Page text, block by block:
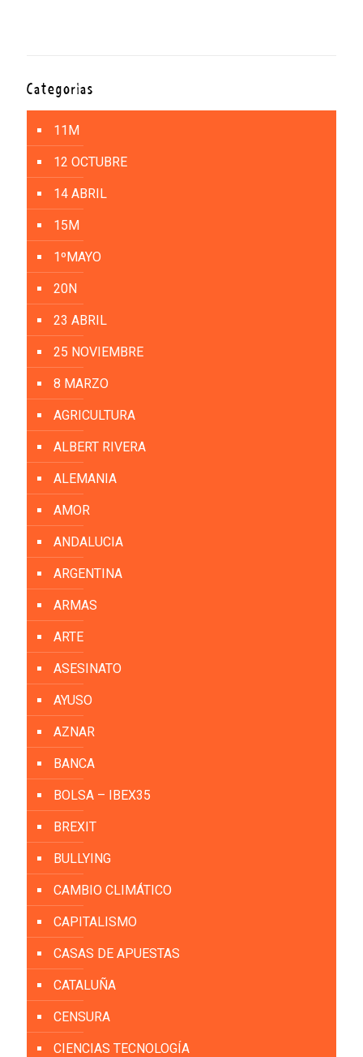
Categorías
11M
12 OCTUBRE
14 ABRIL
15M
1ºMAYO
20N
23 ABRIL
25 NOVIEMBRE
8 MARZO
AGRICULTURA
ALBERT RIVERA
ALEMANIA
AMOR
ANDALUCIA
ARGENTINA
ARMAS
ARTE
ASESINATO
AYUSO
AZNAR
BANCA
BOLSA – IBEX35
BREXIT
BULLYING
CAMBIO CLIMÁTICO
CAPITALISMO
CASAS DE APUESTAS
CATALUÑA
CENSURA
CIENCIAS TECNOLOGÍA